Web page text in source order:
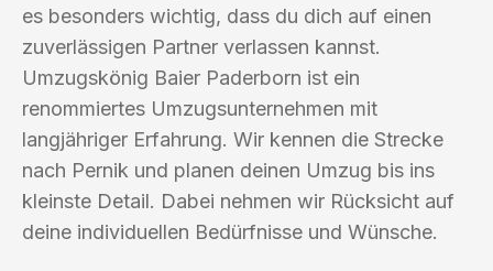
es besonders wichtig, dass du dich auf einen
zuverlässigen Partner verlassen kannst.
Umzugskönig Baier Paderborn ist ein
renommiertes Umzugsunternehmen mit
langjähriger Erfahrung. Wir kennen die Strecke
nach Pernik und planen deinen Umzug bis ins
kleinste Detail. Dabei nehmen wir Rücksicht auf
deine individuellen Bedürfnisse und Wünsche.